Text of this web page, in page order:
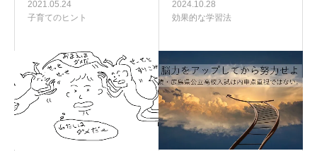
2021.05.24
子育てのヒント
2024.10.28
効果的な学習法